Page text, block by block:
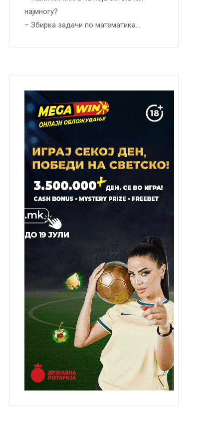
најмногу?
– Збирка задачи по математика…